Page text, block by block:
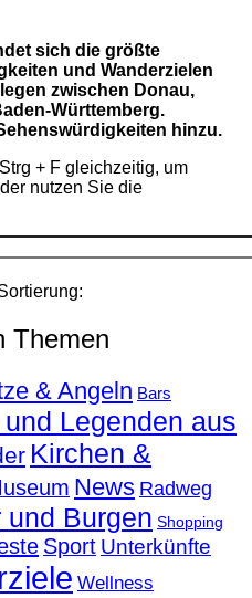
sich die größte
und Wanderzielen
zwischen Donau,
Württemberg.
hinzu.
+ F gleichzeitig, um
nutzen Sie die
Themen
& Angeln Bars
Legenden aus
Kirchen &
News Radweg
Burgen Shopping
Sport Unterkünfte
Wellness